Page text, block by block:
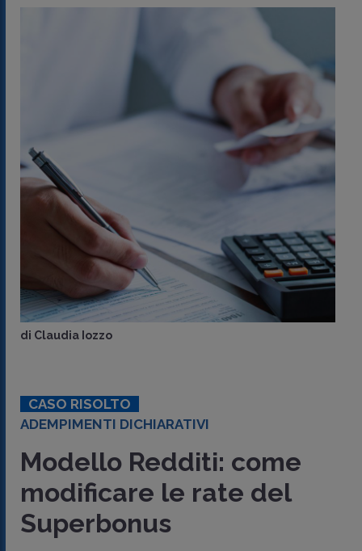
di Claudia Iozzo
CASO RISOLTO
ADEMPIMENTI DICHIARATIVI
Modello Redditi: come
modificare le rate del
Superbonus